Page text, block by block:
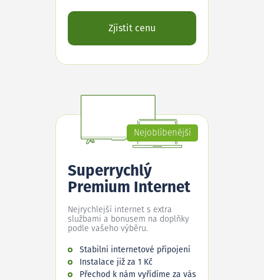
Zjistit cenu
Nejoblíbenější
Superrychlý
Premium Internet
Nejrychlejší internet s extra
službami a bonusem na doplňky
podle vašeho výběru.
Stabilní internetové připojení
Instalace již za 1 Kč
Přechod k nám vyřídíme za vás